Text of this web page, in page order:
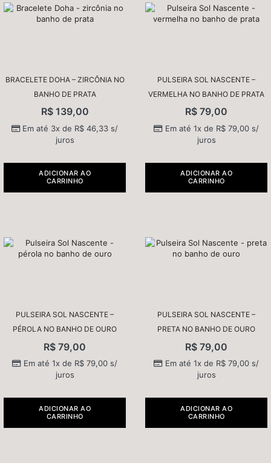
BRACELETE DOHA – ZIRCÔNIA NO
BANHO DE PRATA
R$139,00
Em até 3x de R$ 46,33 s/
juros
ADICIONAR AO
CARRINHO
PULSEIRA SOL NASCENTE –
VERMELHA NO BANHO DE PRATA
R$ 79,00
Em até 1x de R$79,00s/
juros
ADICIONAR AO
CARRINHO
PULSEIRA SOL NASCENTE –
PÉROLA NO BANHO DE OURO
R$ 79,00
Em até 1x de R$79,00s/
juros
ADICIONAR AO
CARRINHO
PULSEIRA SOL NASCENTE –
PRETA NO BANHO DE OURO
R$ 79,00
Em até 1x de R$79,00s/
juros
ADICIONAR AO
CARRINHO